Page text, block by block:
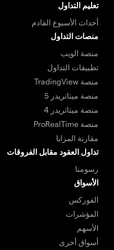
تعليم التداول
أحداث الأسبوع القادم
منصات التداول
منصة الويب
تطبيقات التداول
منصة TradingView
منصة ميتاتريدر 5
منصة ميتاتريدر 4
منصة ProRealTime
مقارنة المزايا
تداول العقود مقابل الفروقات
رسومنا
الأسواق
الفوركس
المؤشرات
الأسهم
أسواق أخرى